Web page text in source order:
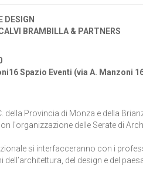
DESIGN
BRAMBILLA & PARTNERS
Spazio Eventi (via A. Manzoni
della Provincia di Monza e della
l'organizzazione delle Serate di
si interfacceranno con i
del design e del